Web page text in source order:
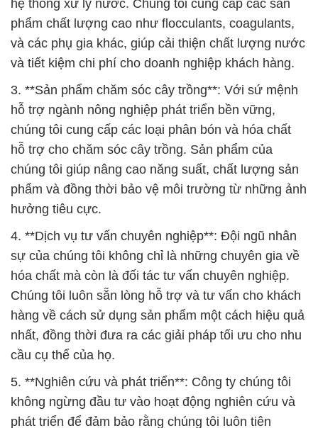
hệ thống xử lý nước. Chúng tôi cung cấp các sản
phẩm chất lượng cao như flocculants, coagulants,
và các phụ gia khác, giúp cải thiện chất lượng nước
và tiết kiệm chi phí cho doanh nghiệp khách hàng.
3. **Sản phẩm chăm sóc cây trồng**: Với sứ mệnh
hỗ trợ ngành nông nghiệp phát triển bền vững,
chúng tôi cung cấp các loại phân bón và hóa chất
hỗ trợ cho chăm sóc cây trồng. Sản phẩm của
chúng tôi giúp nâng cao năng suất, chất lượng sản
phẩm và đồng thời bảo vệ môi trường từ những ảnh
hưởng tiêu cực.
4. **Dịch vụ tư vấn chuyên nghiệp**: Đội ngũ nhân
sự của chúng tôi không chỉ là những chuyên gia về
hóa chất mà còn là đối tác tư vấn chuyên nghiệp.
Chúng tôi luôn sẵn lòng hỗ trợ và tư vấn cho khách
hàng về cách sử dụng sản phẩm một cách hiệu quả
nhất, đồng thời đưa ra các giải pháp tối ưu cho nhu
cầu cụ thể của họ.
5. **Nghiên cứu và phát triển**: Công ty chúng tôi
không ngừng đầu tư vào hoạt động nghiên cứu và
phát triển để đảm bảo rằng chúng tôi luôn tiên